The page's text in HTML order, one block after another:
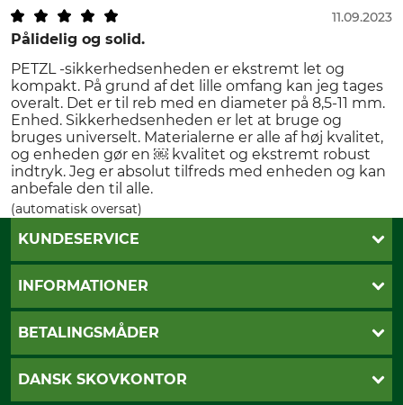
Pålidelig og solid.
11.09.2023
PETZL -sikkerhedsenheden er ekstremt let og
kompakt. På grund af det lille omfang kan jeg tages
overalt. Det er til reb med en diameter på 8,5-11 mm.
Enhed. Sikkerhedsenheden er let at bruge og
bruges universelt. Materialerne er alle af høj kvalitet,
og enheden gør en ￼ kvalitet og ekstremt robust
indtryk. Jeg er absolut tilfreds med enheden og kan
anbefale den til alle.
(automatisk oversat)
KUNDESERVICE
Kontakt
Cookie-indstillinger
INFORMATIONER
Betalingsmåder
BETALINGSMÅDER
Dankort
DANSK SKOVKONTOR